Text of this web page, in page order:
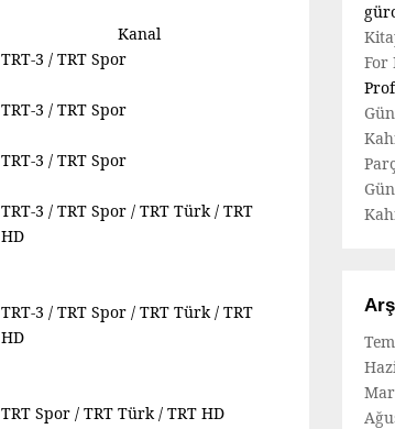
Kanal
TRT-3 / TRT Spor
TRT-3 / TRT Spor
TRT-3 / TRT Spor
TRT-3 / TRT Spor / TRT Türk / TRT
HD
TRT-3 / TRT Spor / TRT Türk / TRT
HD
TRT Spor / TRT Türk / TRT HD
For